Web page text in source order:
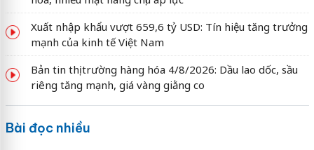
Xuất nhập khẩu vượt 659,6 tỷ USD: Tín hiệu tăng trưởng
mạnh của kinh tế Việt Nam
Bản tin thị trường hàng hóa 4/8/2026: Dầu lao dốc, sầu
riêng tăng mạnh, giá vàng giằng co
Bài đọc nhiều